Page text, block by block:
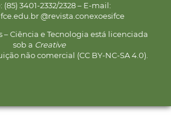
(85) 3401-2332/2328 – E-mail:
@revista.conexoesifce
– Ciência e Tecnologia está licenciada
sob a Creative
não comercial (CC BY-NC-SA 4.0).